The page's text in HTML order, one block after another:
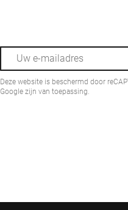
Deze website is beschermd door
Google zijn van toepassing.